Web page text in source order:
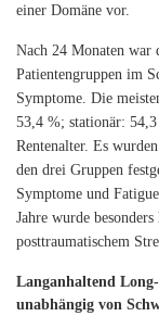
einer Domäne vor.
Nach 24 Monaten
Patientengruppen im
Symptome. Die
53,4 %; stationär:
Rentenalter. Es
den drei Gruppen
Symptome und
Jahre wurde
posttraumatischem
Langanhaltend
unabhängig von